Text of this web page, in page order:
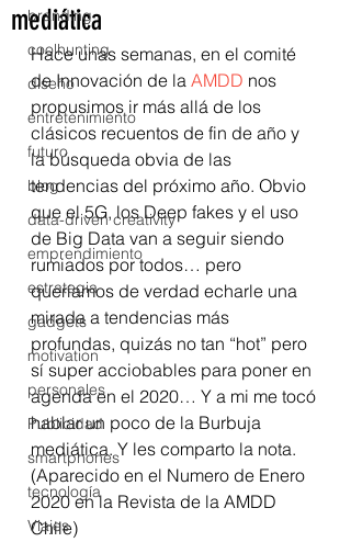
branding
coolhunting
diseño
entretenimiento
futuro
blog
data-driven creativity
emprendimiento
estrategia
gadgets
motivation
personales
Publicidad
smartphones
tecnología
Viajes
mediática
Hace unas semanas, en el comité
de Innovación de la AMDD nos
propusimos ir más allá de los
clásicos recuentos de fin de año y
la búsqueda obvia de las
tendencias del próximo año. Obvio
que el 5G, los Deep fakes y el uso
de Big Data van a seguir siendo
rumiados por todos… pero
queríamos de verdad echarle una
mirada a tendencias más
profundas, quizás no tan “hot” pero
sí super acciobables para poner en
agenda en el 2020… Y a mi me tocó
hablar un poco de la Burbuja
mediática. Y les comparto la nota.
(Aparecido en el Numero de Enero
2020 en la Revista de la AMDD
Chile)